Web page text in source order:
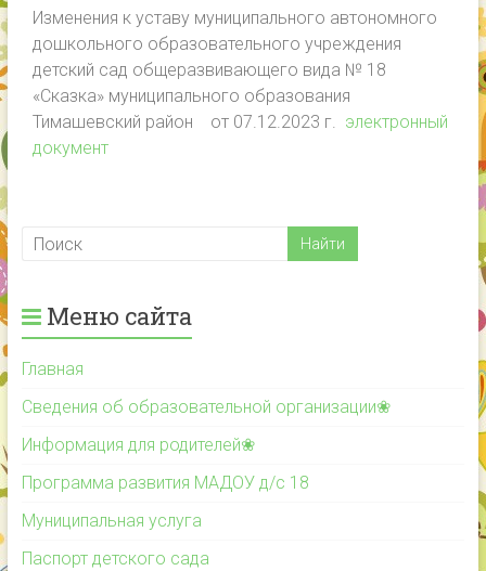
Изменения к уставу муниципального автономного
дошкольного образовательного учреждения
детский сад общеразвивающего вида № 18
«Сказка» муниципального образования
Тимашевский район от 07.12.2023 г. электронный
документ
Меню сайта
Главная
Сведения об образовательной организации❀
Информация для родителей❀
Программа развития МАДОУ д/с 18
Муниципальная услуга
Паспорт детского сада